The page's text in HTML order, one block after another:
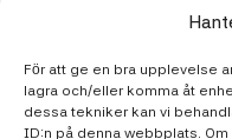
För att ge en bra upplevelse
lagra och/eller komma åt
dessa tekniker kan vi
ID:n på denna webbplats.